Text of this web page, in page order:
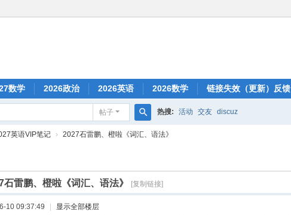
数学 2026政治 2026英语 2026数学 链接失效（更新）反馈
帖子
搜
热搜: 活动 交友 discuz
英语VIP笔记 › 2027石雷鹏、橙啦《词汇、语法》
石雷鹏、橙啦《词汇、语法》 [复制链接]
10 09:37:49 显示全部楼层